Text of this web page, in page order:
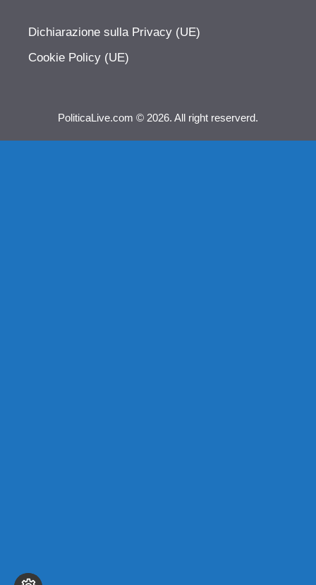
Dichiarazione sulla Privacy (UE)
Cookie Policy (UE)
PoliticaLive.com © 2026. All right reserverd.